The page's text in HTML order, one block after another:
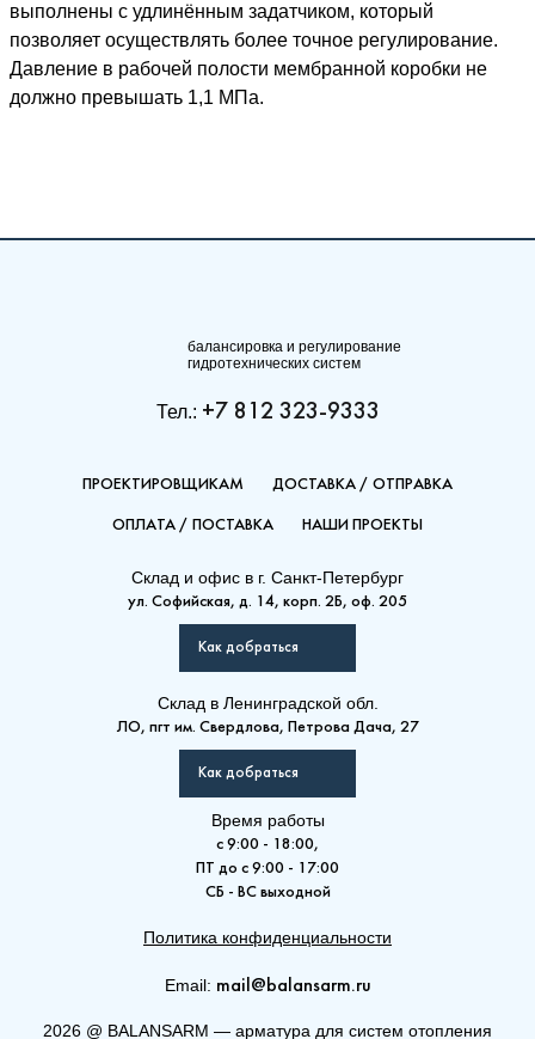
выполнены с удлинённым задатчиком, который
позволяет осуществлять более точное регулирование.
Давление в рабочей полости мембранной коробки не
должно превышать 1,1 МПа.
балансировка и регулирование
гидротехнических систем
Тел.: +7 812 323-9333
ПРОЕКТИРОВЩИКАМ ДОСТАВКА / ОТПРАВКА
ОПЛАТА / ПОСТАВКА НАШИ ПРОЕКТЫ
Склад и офис в г. Санкт-Петербург
ул. Софийская, д. 14, корп. 2Б, оф. 205
Как добраться
Склад в Ленинградской обл.
ЛО, пгт им. Свердлова, Петрова Дача, 27
Как добраться
Время работы
с 9:00 - 18:00,
ПТ до с 9:00 - 17:00
СБ - ВС выходной
Политика конфиденциальности
Email: mail@balansarm.ru
2026 @ BALANSARM — арматура для систем отопления